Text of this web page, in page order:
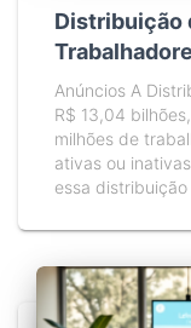
Distribuição
Anúncios A
R$ 13,04
milhões de
ativas ou
essa